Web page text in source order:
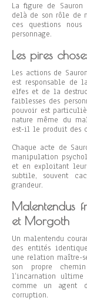
La figure de
delà de son rôle de
ces questions
personnage.
Les pires
Les actions de
est responsable de
elfes et de la
faiblesses des
pouvoir est
nature même du
est-il le produit des
Chaque acte de
manipulation
et en exploitant
subtile, souvent
grandeur.
Malentendus
et Morgoth
Un malentendu
des entités
une relation maître-
son propre
l’incarnation ultime
comme un agent
corruption.